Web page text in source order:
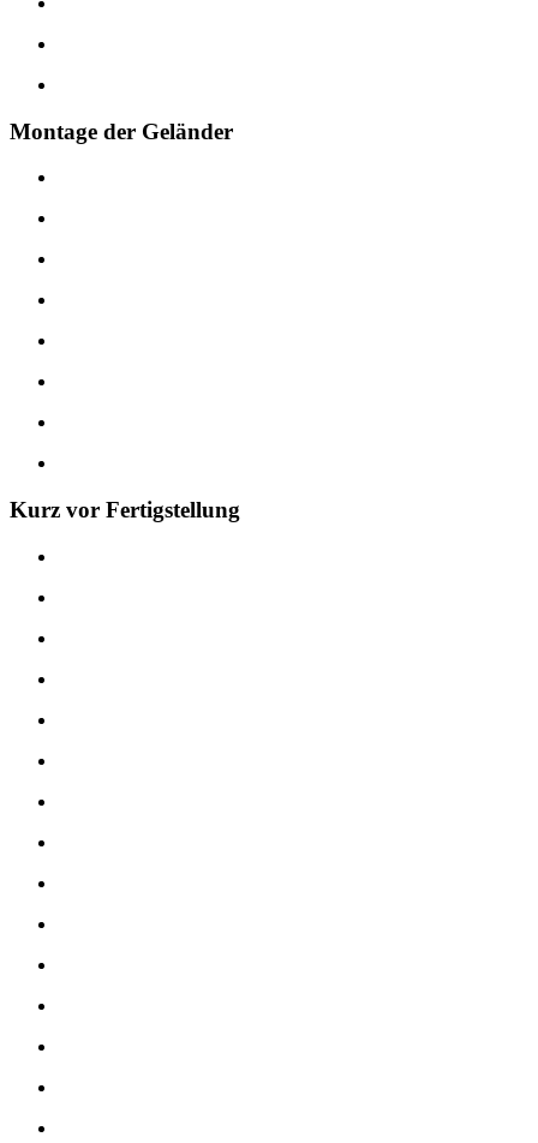
Montage der Geländer
Kurz vor Fertigstellung